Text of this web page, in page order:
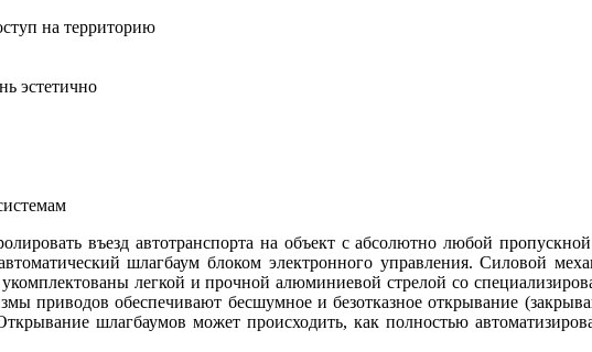
на территорию
эстетично
въезд автотранспорта на объект с абсолютно любой
шлагбаум блоком электронного управления. Силовой
легкой и прочной алюминиевой стрелой со
приводов обеспечивают бесшумное и безотказное открывание
шлагбаумов может происходить, как полностью